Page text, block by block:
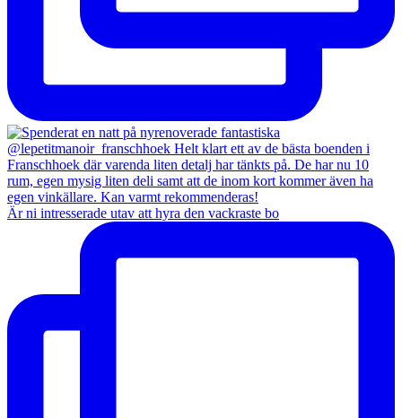
Är ni intresserade utav att hyra den vackraste bo